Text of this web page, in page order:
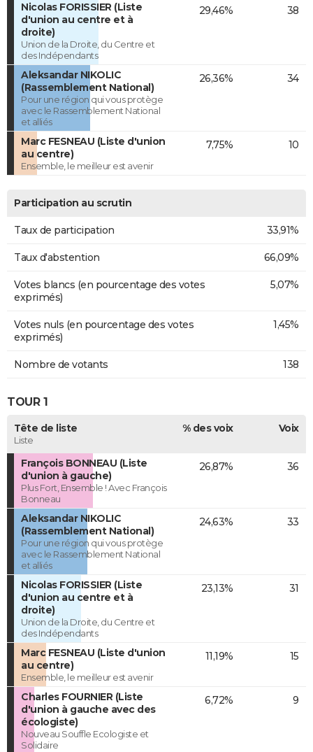
Nicolas FORISSIER (Liste
d'union au centre et à
droite)
Union de la Droite, du Centre et
des Indépendants
29,46% 38
Aleksandar NIKOLIC
(Rassemblement National)
Pour une région qui vous protège
avec le Rassemblement National
et alliés
26,36% 34
Marc FESNEAU (Liste d'union
au centre)
Ensemble, le meilleur est avenir
7,75% 10
Participation au scrutin
Taux de participation 33,91%
Taux d'abstention 66,09%
Votes blancs (en pourcentage des votes
exprimés)
5,07%
Votes nuls (en pourcentage des votes
exprimés)
1,45%
Nombre de votants 138
TOUR 1
Tête de liste
Liste
% des voix Voix
François BONNEAU (Liste
d'union à gauche)
Plus Fort, Ensemble ! Avec François
Bonneau
26,87% 36
Aleksandar NIKOLIC
(Rassemblement National)
Pour une région qui vous protège
avec le Rassemblement National
et alliés
24,63% 33
Nicolas FORISSIER (Liste
d'union au centre et à
droite)
Union de la Droite, du Centre et
des Indépendants
23,13% 31
Marc FESNEAU (Liste d'union
au centre)
Ensemble, le meilleur est avenir
11,19% 15
Charles FOURNIER (Liste
d'union à gauche avec des
écologiste)
Nouveau Souffle Ecologiste et
Solidaire
6,72% 9